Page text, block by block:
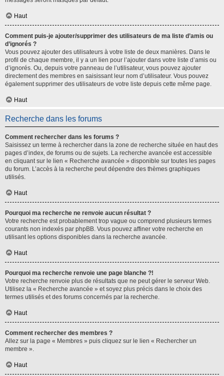
Haut
Comment puis-je ajouter/supprimer des utilisateurs de ma liste d’amis ou
d’ignorés ?
Vous pouvez ajouter des utilisateurs à votre liste de deux manières. Dans le
profil de chaque membre, il y a un lien pour l’ajouter dans votre liste d’amis ou
d’ignorés. Ou, depuis votre panneau de l’utilisateur, vous pouvez ajouter
directement des membres en saisissant leur nom d’utilisateur. Vous pouvez
également supprimer des utilisateurs de votre liste depuis cette même page.
Haut
Recherche dans les forums
Comment rechercher dans les forums ?
Saisissez un terme à rechercher dans la zone de recherche située en haut des
pages d’index, de forums ou de sujets. La recherche avancée est accessible
en cliquant sur le lien « Recherche avancée » disponible sur toutes les pages
du forum. L’accès à la recherche peut dépendre des thèmes graphiques
utilisés.
Haut
Pourquoi ma recherche ne renvoie aucun résultat ?
Votre recherche est probablement trop vague ou comprend plusieurs termes
courants non indexés par phpBB. Vous pouvez affiner votre recherche en
utilisant les options disponibles dans la recherche avancée.
Haut
Pourquoi ma recherche renvoie une page blanche ?!
Votre recherche renvoie plus de résultats que ne peut gérer le serveur Web.
Utilisez la « Recherche avancée » et soyez plus précis dans le choix des
termes utilisés et des forums concernés par la recherche.
Haut
Comment rechercher des membres ?
Allez sur la page « Membres » puis cliquez sur le lien « Rechercher un
membre ».
Haut